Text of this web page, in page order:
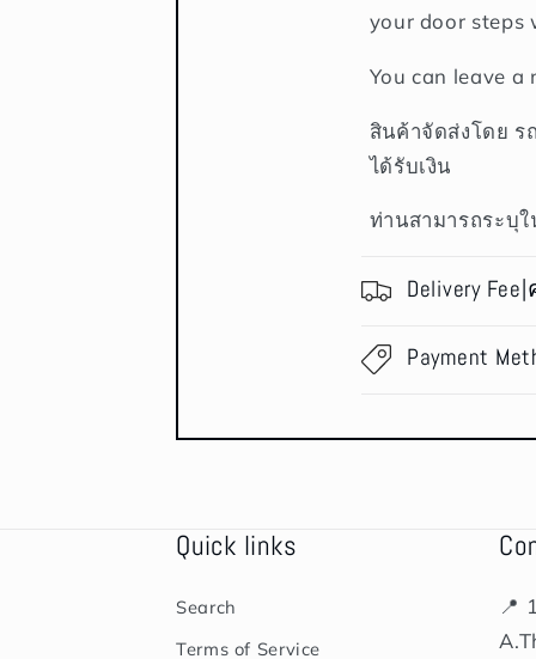
your door steps
You can leave
สินค้าจัดส่งโดย ร
ได้รับเงิน
ท่านสามารถระบุ
Delivery
Payment
Quick links
Search
Terms of Service
📍